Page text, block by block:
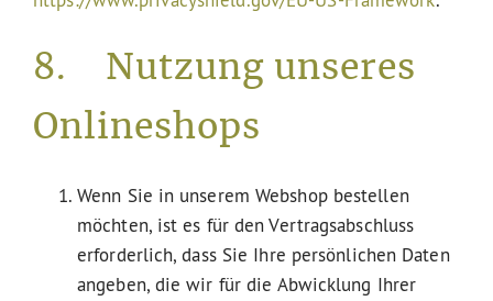
8. Nutzung unseres
Onlineshops
Wenn Sie in unserem Webshop bestellen
möchten, ist es für den Vertragsabschluss
erforderlich, dass Sie Ihre persönlichen Daten
angeben, die wir für die Abwicklung Ihrer